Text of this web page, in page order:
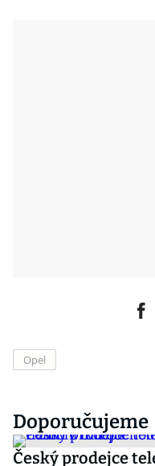
Opel
Doporučujeme
Český prodejce